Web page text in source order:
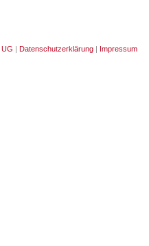
| Datenschutzerklärung | Impressum